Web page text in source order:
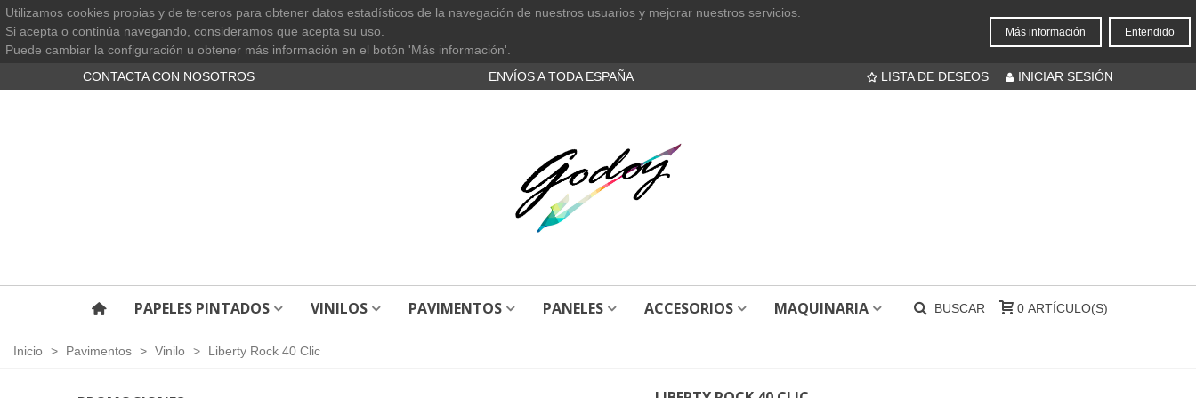
Utilizamos cookies propias y de terceros para obtener datos estadísticos de la navegación de nuestros usuarios y mejorar nuestros servicios.
Si acepta o continúa navegando, consideramos que acepta su uso.
Puede cambiar la configuración u obtener más información en el botón 'Más información'.
Más información Entendido
CONTACTA CON NOSOTROS ENVÍOS A TODA ESPAÑA LISTA DE DESEOS INICIAR SESIÓN
PAPELES PINTADOS VINILOS PAVIMENTOS PANELES ACCESORIOS MAQUINARIA BUSCAR 0 ARTÍCULO(S)
Inicio > Pavimentos > Vinilo > Liberty Rock 40 Clic